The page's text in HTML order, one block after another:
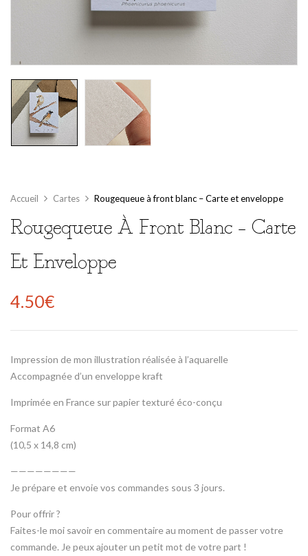
Accueil Cartes Rougequeue à front blanc – Carte et enveloppe
Rougequeue À Front Blanc – Carte
Et Enveloppe
4.50€
Impression de mon illustration réalisée à l’aquarelle
Accompagnée d’un enveloppe kraft
Imprimée en France sur papier texturé éco-conçu
Format A6
(10,5 x 14,8 cm)
————————
Je prépare et envoie vos commandes sous 3 jours.
Pour offrir ?
Faites-le moi savoir en commentaire au moment de passer votre
commande. Je peux ajouter un petit mot de votre part !